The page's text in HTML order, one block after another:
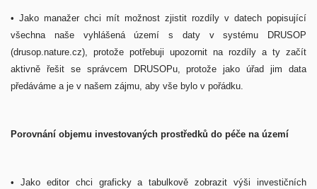
• Jako manažer chci mít možnost zjistit rozdíly v datech popisující
všechna naše vyhlášená území s daty v systému DRUSOP
(drusop.nature.cz), protože potřebuji upozornit na rozdíly a ty začít
aktivně řešit se správcem DRUSOPu, protože jako úřad jim data
předáváme a je v našem zájmu, aby vše bylo v pořádku.
Porovnání objemu investovaných prostředků do péče na území
• Jako editor chci graficky a tabulkově zobrazit výši investičních